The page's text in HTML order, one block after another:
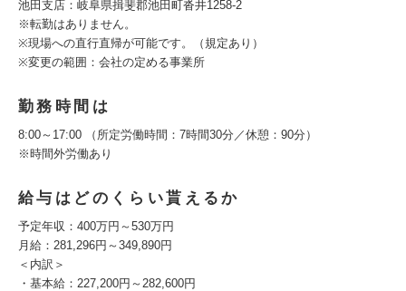
池田支店：岐阜県揖斐郡池田町沓井1258-2
※転勤はありません。
※現場への直行直帰が可能です。（規定あり）
※変更の範囲：会社の定める事業所
勤務時間は
8:00～17:00 （所定労働時間：7時間30分／休憩：90分）
※時間外労働あり
給与はどのくらい貰えるか
予定年収：400万円～530万円
月給：281,296円～349,890円
＜内訳＞
・基本給：227,200円～282,600円